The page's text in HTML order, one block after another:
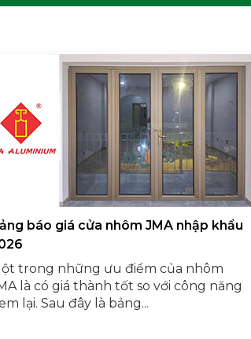
báo giá cửa nhôm JMA nhập khẩu
trong những ưu điểm của nhôm
là có giá thành tốt so với công năng
lại. Sau đây là bảng...